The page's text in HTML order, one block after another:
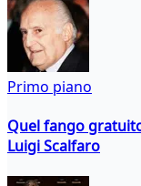
Primo piano
Quel fango
Luigi Scalfaro